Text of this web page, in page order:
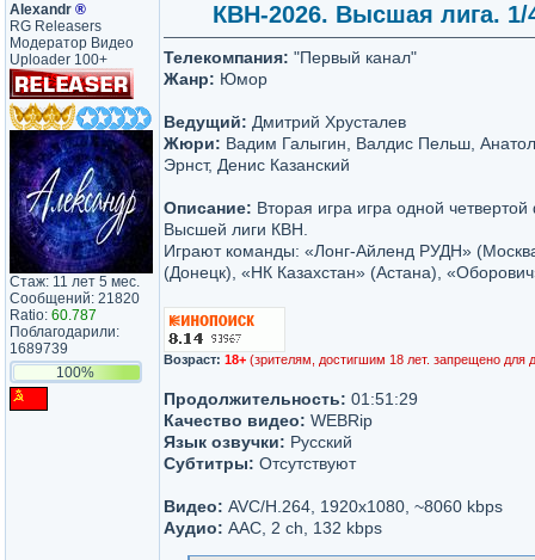
Аlехаndr ®
RG Releasers
Модератор Видео
Uploader 100+
Стаж: 11 лет 5 мес.
Сообщений: 21820
Ratio: 60.787
Поблагодарили:
1689739
100%
КВН-2026. Высшая лига. 1/
Телекомпания: "Первый канал"
Жанр: Юмор
Ведущий: Дмитрий Хрусталев
Жюри: Вадим Галыгин, Валдис Пельш,
Эрнст, Денис Казанский
Описание: Вторая игра игра одной
Высшей лиги КВН.
Играют команды: «Лонг-Айленд РУДН»
(Донецк), «НК Казахстан» (Астана),
Возраст: 18+ (зрителям, достигшим 18 лет. запрещено для
Продолжительность: 01:51:29
Качество видео: WEBRip
Язык озвучки: Русский
Субтитры: Отсутствуют
Видео: AVC/H.264, 1920х1080, ~8060 kbps
Аудио: AAC, 2 ch, 132 kbps